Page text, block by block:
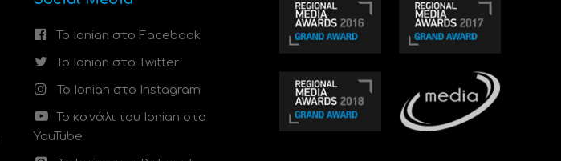
Το Ionian στο Facebook
Το Ionian στο Twitter
Το Ionian στο Instagram
Το κανάλι του Ionian στο
YouTube